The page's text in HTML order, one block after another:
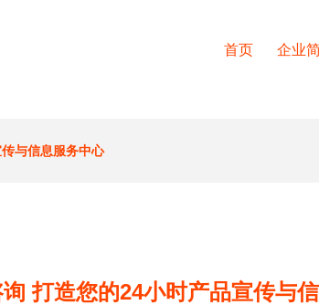
首页 企业
与信息服务中心
打造您的24小时产品宣传与